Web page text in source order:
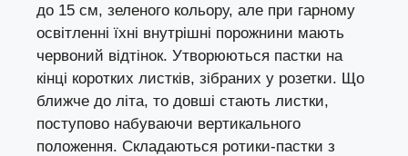
до 15 см, зеленого кольору, але при гарному
освітленні їхні внутрішні порожнини мають
червоний відтінок. Утворюються пастки на
кінці коротких листків, зібраних у розетки. Що
ближче до літа, то довші стають листки,
поступово набуваючи вертикального
положення. Складаються ротики-пастки з